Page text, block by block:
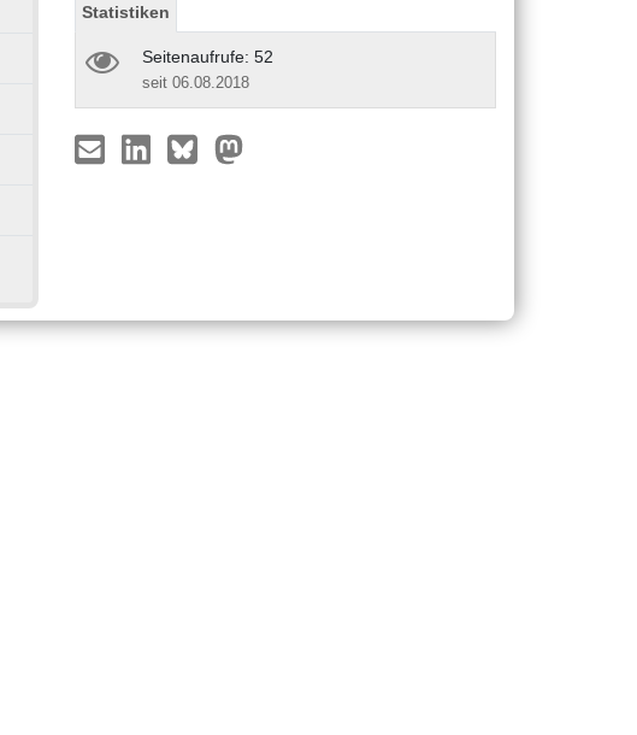
Statistiken
Seitenaufrufe: 52
seit 06.08.2018